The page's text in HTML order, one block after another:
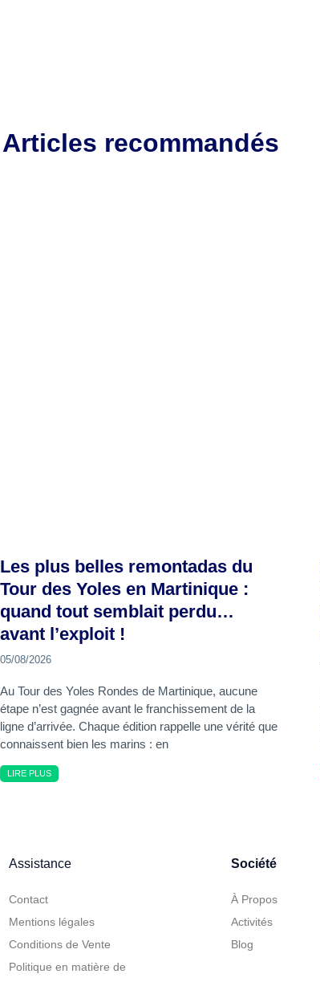
Articles recommandés
Les plus belles remontadas du
Tour des Yoles en Martinique :
quand tout semblait perdu…
avant l’exploit !
05/08/2026
Au Tour des Yoles Rondes de Martinique, aucune
étape n’est gagnée avant le franchissement de la
ligne d’arrivée. Chaque édition rappelle une vérité que
connaissent bien les marins : en
LIRE PLUS
Assistance
Contact
Mentions légales
Conditions de Vente
Politique en matière de
Société
À Propos
Activités
Blog